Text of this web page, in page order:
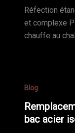
Réfection
et complexe
chauffe au
Blog
bac acier